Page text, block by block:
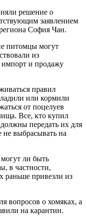
решение о
заявлением
София Чан.
питомцы могут
из
импорт и продажу
правил
или кормили
от поцелуев
Все, кто купил
передать их для
не выбрасывать на
ли быть
в частности,
привезли из
вопросов о хомяках, а
на карантин.